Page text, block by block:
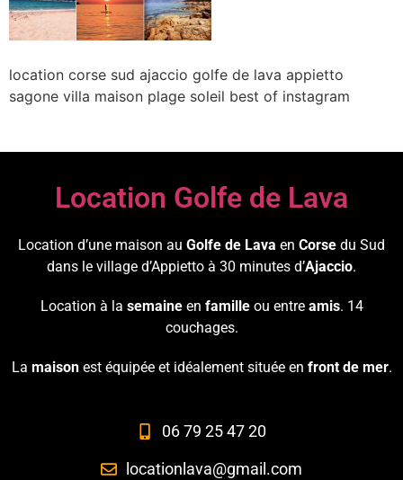
location corse sud ajaccio golfe de lava appietto
sagone villa maison plage soleil best of instagram
Location Golfe de Lava
Location d’une maison au Golfe de Lava en Corse du Sud
dans le village d’Appietto à 30 minutes d’Ajaccio.
Location à la semaineen familleou entre amis. 14
couchages.
La maisonest équipée et idéalement située en front de mer.
06 79 25 47 20
locationlava@gmail.com